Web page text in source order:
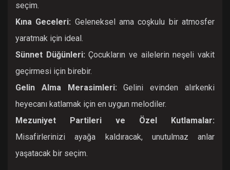
seçim.
Kına Geceleri: Geleneksel ama coşkulu bir atmosfer
yaratmak için ideal.
Sünnet Düğünleri: Çocukların ve ailelerin neşeli vakit
geçirmesi için birebir.
Gelin Alma Merasimleri: Gelini evinden alırkenki
heyecanı katlamak için en uygun melodiler.
Mezuniyet Partileri ve Özel Kutlamalar:
Misafirlerinizi ayağa kaldıracak, unutulmaz anlar
yaşatacak bir seçim.